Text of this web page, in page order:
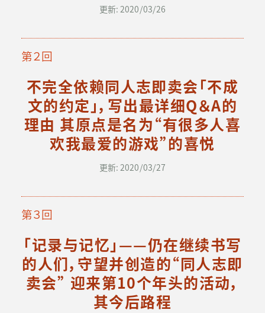
更新: 2020/03/26
第２回
不完全依赖同人志即卖会「不成
文的约定」，写出最详细Q＆A的
理由 其原点是名为“有很多人喜
欢我最爱的游戏”的喜悦
更新: 2020/03/27
第３回
「记录与记忆」——仍在继续书写
的人们，守望并创造的“同人志即
卖会” 迎来第10个年头的活动，
其今后路程